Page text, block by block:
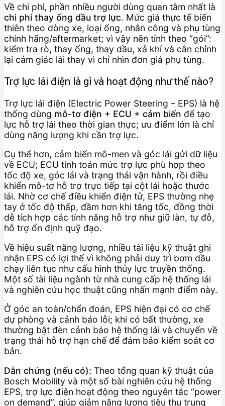
Về chi phí, phần nhiều người dùng quan tâm nhất là
chi phí thay ống dầu trợ lực. Mức giá thực tế biến
thiên theo dòng xe, loại ống, nhân công và phụ tùng
chính hãng/aftermarket; vì vậy nên tính theo “gói”:
kiểm tra rò, thay ống, thay dầu, xả khí và cân chỉnh
lại cảm giác lái thay vì chỉ nhìn đơn giá phụ tùng.
Trợ lực lái điện là gì và hoạt động như thế nào?
Trợ lực lái điện (Electric Power Steering – EPS) là hệ
thống dùng mô-tơ điện + ECU + cảm biến để tạo
lực hỗ trợ lái theo thời gian thực; ưu điểm lớn là chỉ
dùng năng lượng khi cần trợ lực.
Cụ thể hơn, cảm biến mô-men và góc lái gửi dữ liệu
về ECU; ECU tính toán mức trợ lực phù hợp theo
tốc độ xe, góc lái và trạng thái vận hành, rồi điều
khiển mô-tơ hỗ trợ trực tiếp tại cột lái hoặc thước
lái. Nhờ cơ chế điều khiển điện tử, EPS thường nhẹ
tay ở tốc độ thấp, đầm hơn khi tăng tốc, đồng thời
dễ tích hợp các tính năng hỗ trợ như giữ làn, tự đỗ,
hỗ trợ ổn định quỹ đạo.
Về hiệu suất năng lượng, nhiều tài liệu kỹ thuật ghi
nhận EPS có lợi thế vì không phải duy trì bơm dầu
chạy liên tục như cấu hình thủy lực truyền thống.
Một số tài liệu ngành từ nhà cung cấp hệ thống lái
và nghiên cứu học thuật cũng nhấn mạnh điểm này.
Ở góc an toàn/chẩn đoán, EPS hiện đại có cơ chế
dự phòng và cảnh báo lỗi; khi có bất thường, xe
thường bật đèn cảnh báo hệ thống lái và chuyển về
trạng thái hỗ trợ hạn chế để đảm bảo kiểm soát cơ
bản.
Dẫn chứng (nếu có): Theo tổng quan kỹ thuật của
Bosch Mobility và một số bài nghiên cứu hệ thống
EPS, trợ lực điện hoạt động theo nguyên tắc “power
on demand”, giúp giảm năng lượng tiêu thụ trung